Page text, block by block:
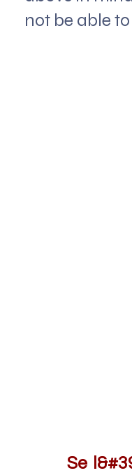
not be able
Se